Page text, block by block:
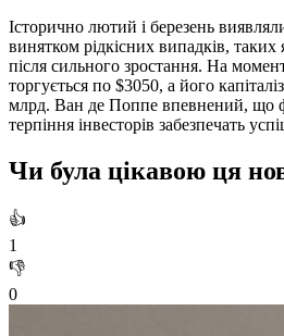
Історично лютий і березень
винятком рідкісних випадків, таких
після сильного зростання. На
торгується по $3050, а його
млрд. Ван де Поппе впевнений, що
терпіння інвесторів забезпечать
Чи була цікавою ця
👍
1
👎
0